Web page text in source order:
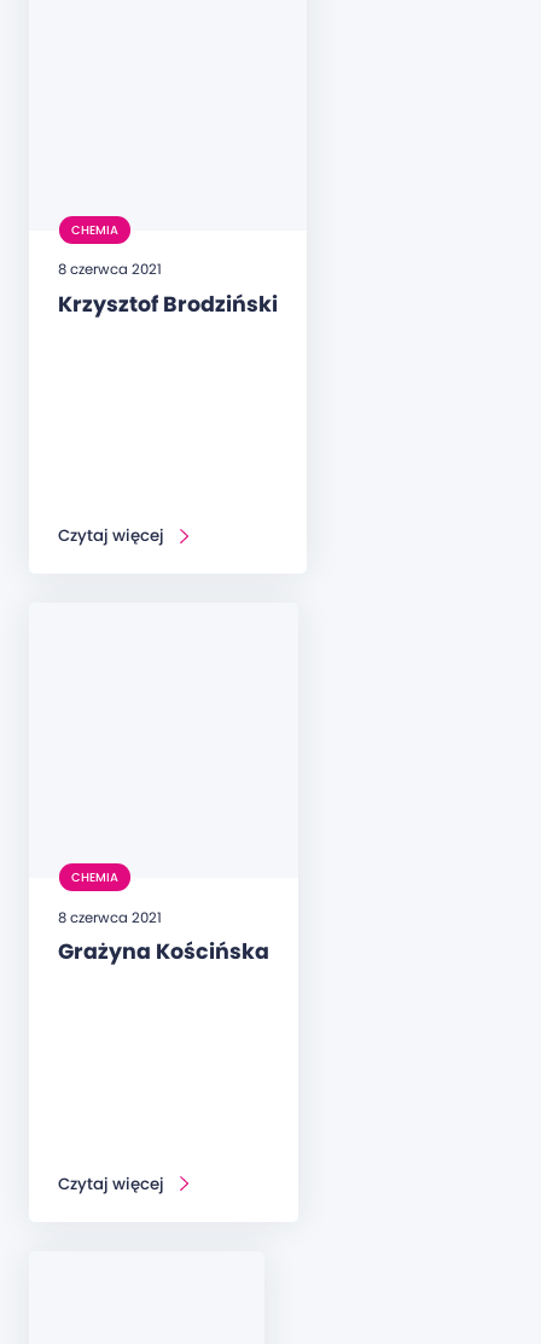
CHEMIA
8 czerwca 2021
Krzysztof Brodziński
Czytaj więcej
CHEMIA
8 czerwca 2021
Grażyna Kościńska
Czytaj więcej